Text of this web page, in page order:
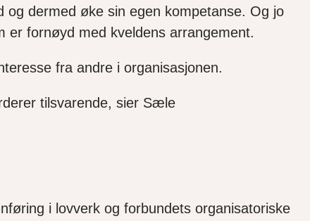
dermed øke sin egen kompetanse. Og jo
er fornøyd med kveldens arrangement.
fra andre i organisasjonen.
tilsvarende, sier Sæle
i lovverk og forbundets organisatoriske